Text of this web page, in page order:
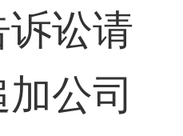
讼请
公司